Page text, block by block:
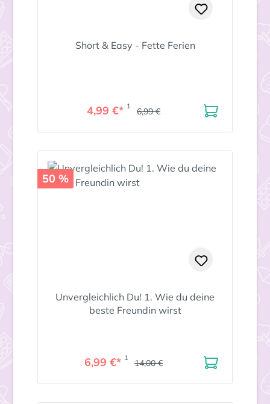
Short & Easy - Fette Ferien
4,99 €* 1 6,99 €
50 %
Unvergleichlich Du! 1. Wie du deine
beste Freundin wirst
6,99 €* 1 14,00 €